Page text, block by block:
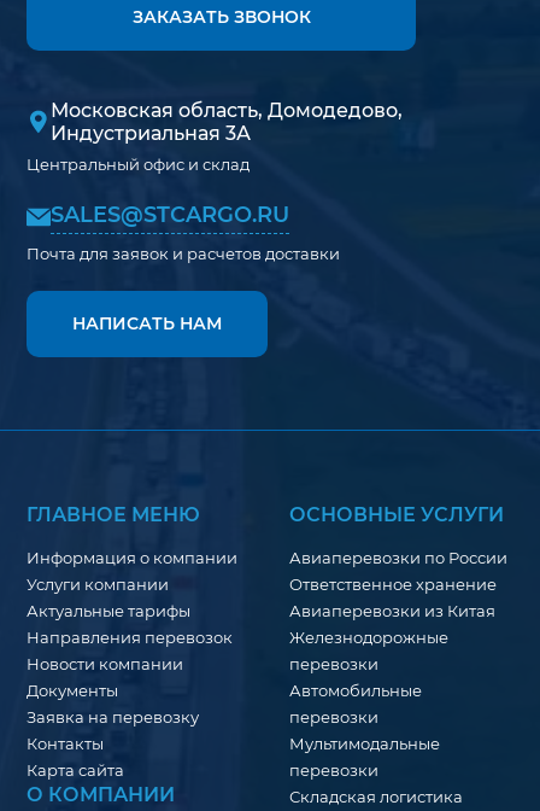
ЗАКАЗАТЬ ЗВОНОК
Московская область, Домодедово,
Индустриальная 3А
Центральный офис и склад
SALES@STCARGO.RU
Почта для заявок и расчетов доставки
НАПИСАТЬ НАМ
ГЛАВНОЕ МЕНЮ
Информация о компании
Услуги компании
Актуальные тарифы
Направления перевозок
Новости компании
Документы
Заявка на перевозку
Контакты
Карта сайта
О КОМПАНИИ
ОСНОВНЫЕ УСЛУГИ
Авиаперевозки по России
Ответственное хранение
Авиаперевозки из Китая
Железнодорожные
перевозки
Автомобильные
перевозки
Мультимодальные
перевозки
Складская логистика